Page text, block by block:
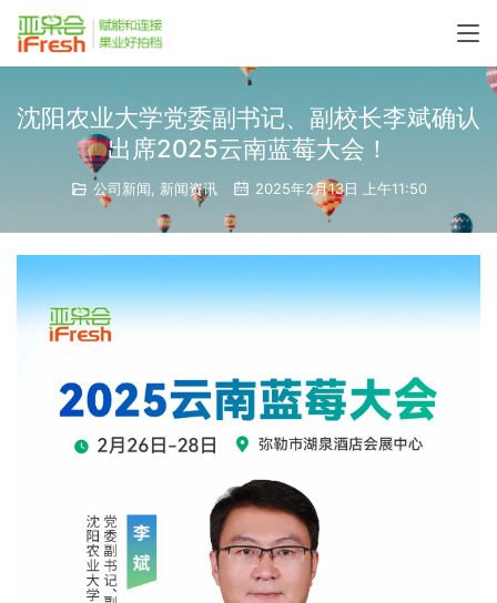
沈阳农业大学党委副书记、副校长李斌确认
出席2025云南蓝莓大会！
公司新闻 新闻资讯 2025年2月13日 上午11:50